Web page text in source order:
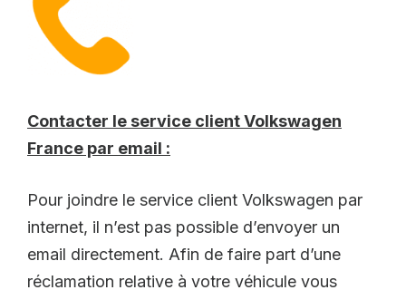
Contacter le service client Volkswagen
France par email :
Pour joindre le service client Volkswagen par
internet, il n’est pas possible d’envoyer un
email directement. Afin de faire part d’une
réclamation relative à votre véhicule vous